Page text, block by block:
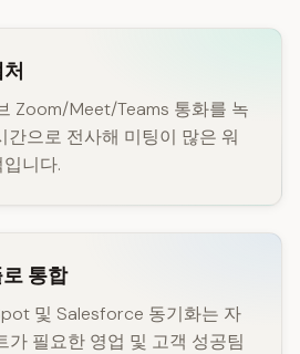
Zoom/Meet/Teams 통화를 녹
간으로 전사해 미팅이 많은 워
니다.
통합
및 Salesforce 동기화는 자
가 필요한 영업 및 고객 성공팀